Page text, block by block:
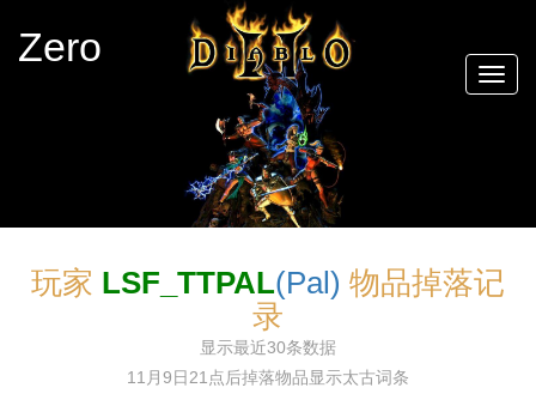
Zero
玩家 LSF_TTPAL(pal) 物品掉落记
录
显示最近30条数据
11月9日21点后掉落物品显示太古词条